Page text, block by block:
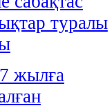
туралы
жылға